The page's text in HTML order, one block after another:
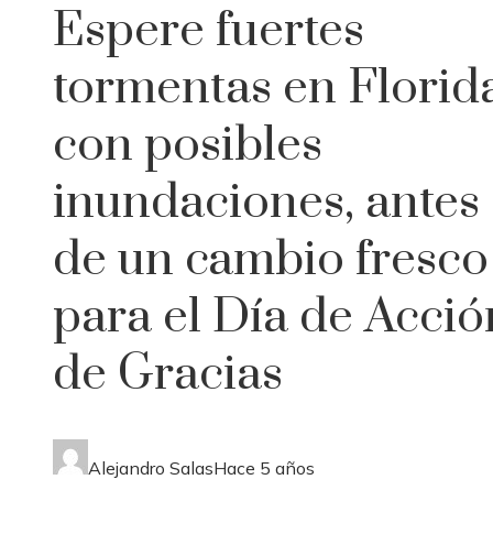
Espere fuertes
tormentas en
con posibles
inundaciones, antes
de un cambio fresco
para el Día de
de Gracias
Alejandro SalasHace 5 años